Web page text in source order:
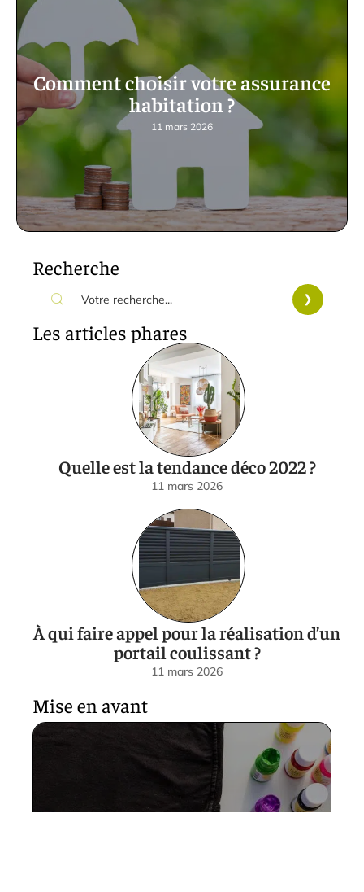
Comment choisir votre assurance
habitation ?
11 mars 2026
Recherche
Les articles phares
Quelle est la tendance déco 2022 ?
11 mars 2026
À qui faire appel pour la réalisation d’un
portail coulissant ?
11 mars 2026
Mise en avant